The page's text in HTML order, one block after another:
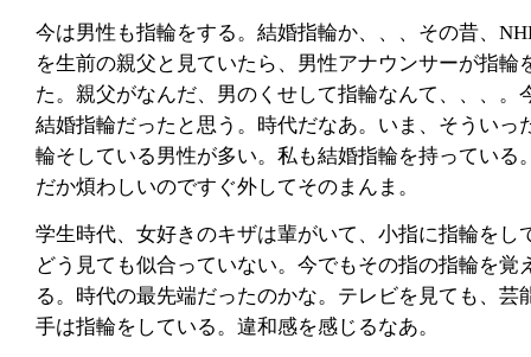
今は男性も指輪をする。結婚指輪か、、、その昔、
を生前の親父と見ていたら、男性アナウンサーが指輪
た。親父がなんだ、男のくせして指輪なんて、、、。
結婚指輪だったと思う。時代だなあ。いま、そういっ
輪そしている男性が多い。私も結婚指輪を持っている
だか煩わしいのですぐ外してそのまんま。
学生時代、女好きのキザは輩がいて、小指に指輪をし
どう見ても似合っていない。今でもその指の指輪を覚
る。時代の最先端だったのかな。テレビを見ても、芸
手は指輪をしている。違和感を感じるなあ。